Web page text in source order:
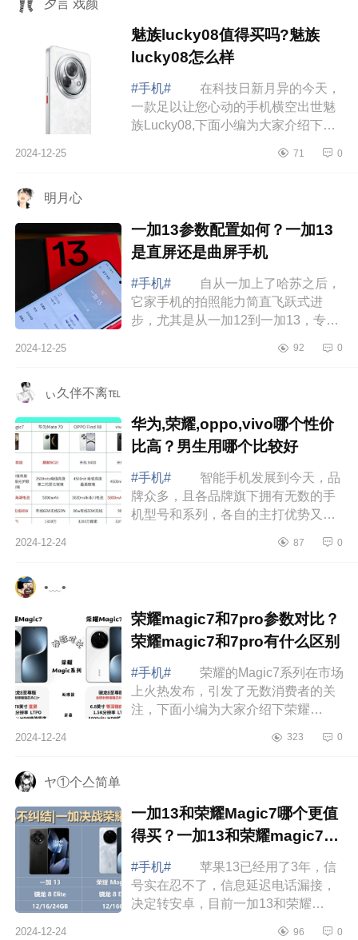
夕言 戏颜
魅族lucky08值得买吗?魅族
lucky08怎么样
#手机#
在科技日新月异的今天，
一款足以让您心动的手机横空出世魅
族Lucky08,下面小编为大家介绍下魅
样 魅族lucky08值得买吗 魅族
2024-12-25 71 0
明月心
一加13参数配置如何？一加13
是直屏还是曲屏手机
#手机#
自从一加上了哈苏之后，
它家手机的拍照能力简直飞跃式进
步，尤其是从一加12到一加13，专业
13参数配置如何？一加13是直屏还是
2024-12-25 92 0
ぃ久伴不离℡
华为,荣耀,oppo,vivo哪个性价
比高？男生用哪个比较好
#手机#
智能手机发展到今天，品
牌众多，且各品牌旗下拥有无数的手
机型号和系列，各自的主打优势又不
耀,oppo,vivo哪个性价比高？男生用哪
2024-12-24 87 0
•﹏•
荣耀magic7和7pro参数对比？
荣耀magic7和7pro有什么区别
#手机#
荣耀的Magic7系列在市场
上火热发布，引发了无数消费者的关
注，下面小编为大家介绍下荣耀
和7pro有什么区别 荣耀magic7和
2024-12-24 323 0
ヤ①个亼简单
一加13和荣耀Magic7哪个更值
得买？一加13和荣耀magic7哪
个更护眼
#手机#
苹果13已经用了3年，信
号实在忍不了，信息延迟电话漏接，
决定转安卓，目前一加13和荣耀
2024-12-24 96 0